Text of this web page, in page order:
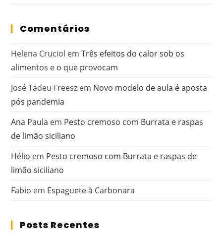
Comentários
Helena Cruciol emTrês efeitos do calor sob os
alimentos e o que provocam
José Tadeu Freesz em Novo modelo de aula é aposta
pós pandemia
Ana Paula em Pesto cremoso com Burrata e raspas
de limão siciliano
Hélio em Pesto cremoso com Burrata e raspas de
limão siciliano
Fabio em Espaguete à Carbonara
Posts Recentes